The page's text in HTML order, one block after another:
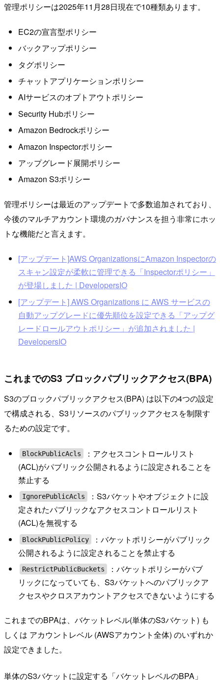
管理ポリシーは2025年11月28日現在で10種類あります。
EC2の宣言型ポリシー
バックアップポリシー
タグポリシー
チャットアプリケーションポリシー
AIサービスのオプトアウトポリシー
Security Hubポリシー
Amazon Bedrockポリシー
Amazon Inspectorポリシー
アップグレード展開ポリシー
Amazon S3ポリシー
管理ポリシーは最近のアップデートで多数追加されており、
今後のマルチアカウント環境のガバナンスを担う非常にホッ
トな機能だと言えます。
[アップデート]AWS OrganizationsにAmazon Inspectorの
スキャン設定が柔軟に管理できる「Inspectorポリシー」
が登場しました | DevelopersIO
[アップデート] AWS Organizations に AWS サービスの
自動アップグレードに優先順位を設定できる「アップグ
レードロールアウトポリシー」が追加されました |
DevelopersIO
これまでのS3 ブロックパブリックアクセス(BPA)
S3のブロックパブリックアクセス(BPA) は以下の4つの設定
で構成される、S3リソースのパブリックアクセスを制限す
るための設定です。
BlockPublicAcls
：アクセスコントロールリスト
(ACL)がパブリック公開されるように設定されることを
禁止する
IgnorePublicAcls
：S3バケットやオブジェクトに設
定されたパブリックなアクセスコントロールリスト
(ACL)を無視する
BlockPublicPolicy
：バケットポリシーがパブリック
公開されるように設定されることを禁止する
RestrictPublicBuckets
：バケットポリシーがパブ
リックになっていても、S3バケットへのパブリックア
クセスやクロスアカウントアクセスできないようにする
これまでのBPAは、バケットレベル(単体のS3バケット) も
しくは アカウントレベル (AWSアカウント全体) のいずれか
設定できました。
単体のS3バケットに設定する「バケットレベルのBPA」